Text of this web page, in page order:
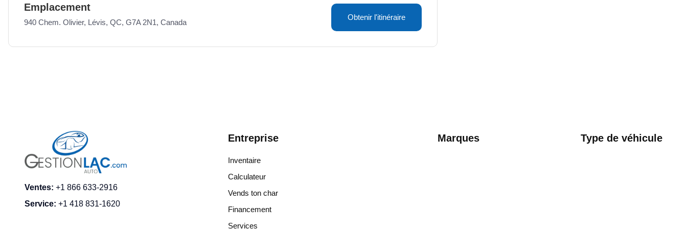
Emplacement
940 Chem. Olivier, Lévis, QC, G7A 2N1, Canada
Obtenir l'itinéraire
Ventes: +1 866 633-2916
Service: +1 418 831-1620
Entreprise
Inventaire
Calculateur
Vends ton char
Financement
Services
Marques Type de véhicule